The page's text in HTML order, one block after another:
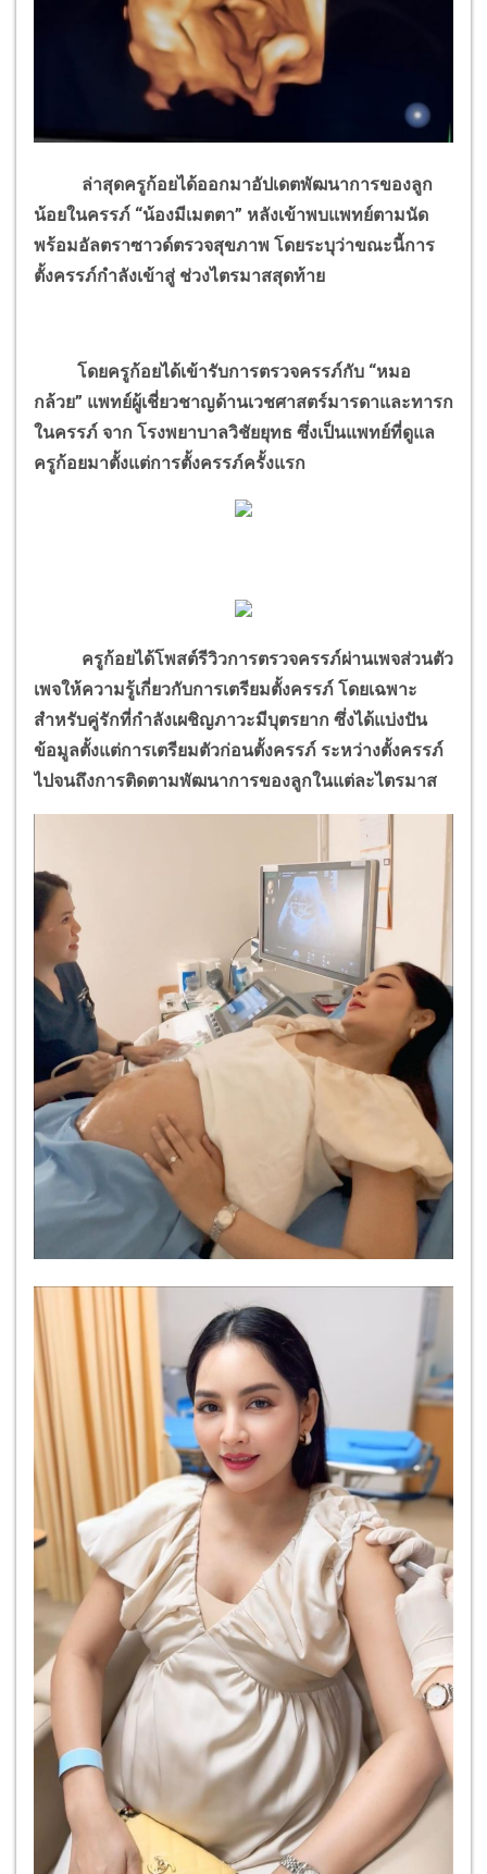
ล่าสุดครูก้อยได้ออกมาอัปเดตพัฒนาการของลูก
น้อยในครรภ์ “น้องมีเมตตา” หลังเข้าพบแพทย์ตามนัด
พร้อมอัลตราซาวด์ตรวจสุขภาพ โดยระบุว่าขณะนี้การ
ตั้งครรภ์กำลังเข้าสู่ ช่วงไตรมาสสุดท้าย
โดยครูก้อยได้เข้ารับการตรวจครรภ์กับ “หมอ
กล้วย” แพทย์ผู้เชี่ยวชาญด้านเวชศาสตร์มารดาและทารก
ในครรภ์ จาก โรงพยาบาลวิชัยยุทธ ซึ่งเป็นแพทย์ที่ดูแล
ครูก้อยมาตั้งแต่การตั้งครรภ์ครั้งแรก
ครูก้อยได้โพสต์รีวิวการตรวจครรภ์ผ่านเพจส่วนตัว
เพจให้ความรู้เกี่ยวกับการเตรียมตั้งครรภ์ โดยเฉพาะ
สำหรับคู่รักที่กำลังเผชิญภาวะมีบุตรยาก ซึ่งได้แบ่งปัน
ข้อมูลตั้งแต่การเตรียมตัวก่อนตั้งครรภ์ ระหว่างตั้งครรภ์
ไปจนถึงการติดตามพัฒนาการของลูกในแต่ละไตรมาส